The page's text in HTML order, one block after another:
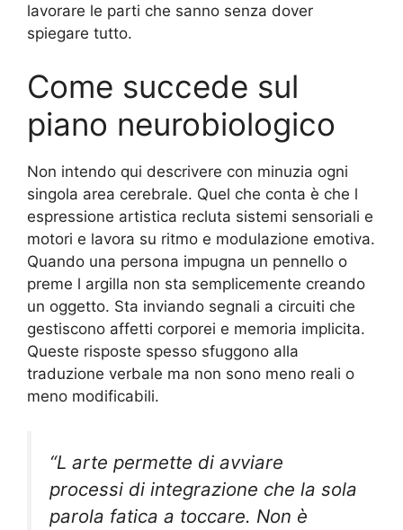
lavorare le parti che sanno senza dover
spiegare tutto.
Come succede sul
piano neurobiologico
Non intendo qui descrivere con minuzia ogni
singola area cerebrale. Quel che conta è che l
espressione artistica recluta sistemi sensoriali e
motori e lavora su ritmo e modulazione emotiva.
Quando una persona impugna un pennello o
preme l argilla non sta semplicemente creando
un oggetto. Sta inviando segnali a circuiti che
gestiscono affetti corporei e memoria implicita.
Queste risposte spesso sfuggono alla
traduzione verbale ma non sono meno reali o
meno modificabili.
“L arte permette di avviare
processi di integrazione che la sola
parola fatica a toccare. Non è